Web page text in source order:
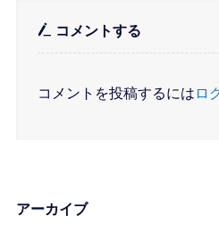
コメントする
コメントを投稿するには ロ
アーカイブ